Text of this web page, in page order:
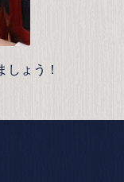
ょう！